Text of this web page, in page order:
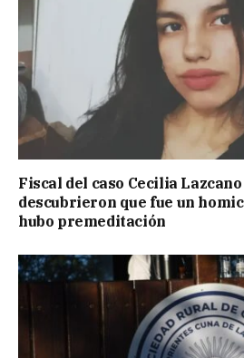
Fiscal del caso Cecilia
descubrieron que fue un
hubo premeditación